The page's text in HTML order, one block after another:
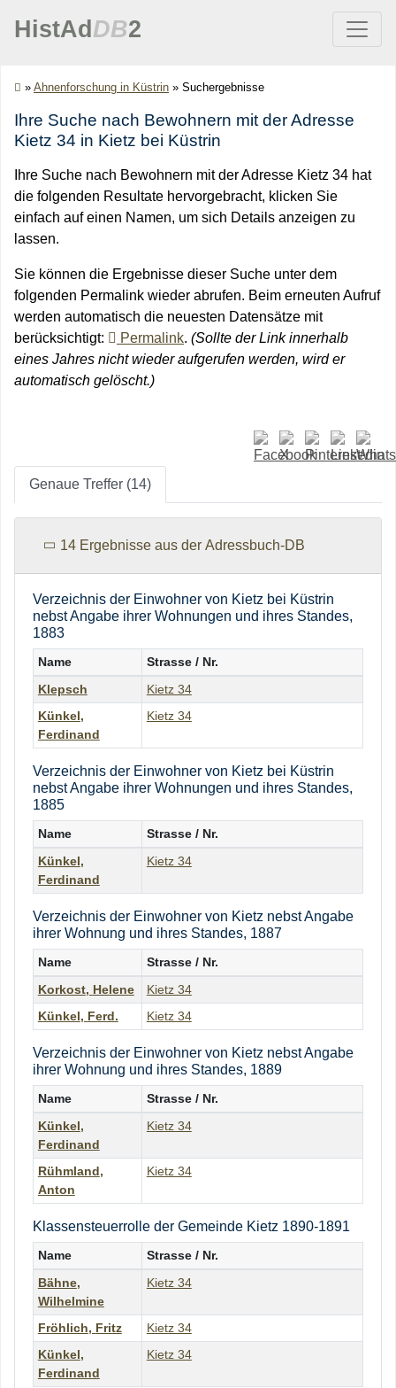
HistAd DB2
» Ahnenforschung in Küstrin » Suchergebnisse
Ihre Suche nach Bewohnern mit der Adresse
Kietz 34 in Kietz bei Küstrin
Ihre Suche nach Bewohnern mit der Adresse Kietz 34 hat
die folgenden Resultate hervorgebracht, klicken Sie
einfach auf einen Namen, um sich Details anzeigen zu
lassen.
Sie können die Ergebnisse dieser Suche unter dem
folgenden Permalink wieder abrufen. Beim erneuten Aufruf
werden automatisch die neuesten Datensätze mit
berücksichtigt:
Permalink. (Sollte der Link innerhalb
eines Jahres nicht wieder aufgerufen werden, wird er
automatisch gelöscht.)
Genaue Treffer (14)
14 Ergebnisse aus der Adressbuch-DB
Verzeichnis der Einwohner von Kietz bei Küstrin
nebst Angabe ihrer Wohnungen und ihres Standes,
1883
Name
Strasse / Nr.
Klepsch
Kietz 34
Künkel,
Ferdinand
Kietz 34
Verzeichnis der Einwohner von Kietz bei Küstrin
nebst Angabe ihrer Wohnungen und ihres Standes,
1885
Name
Strasse / Nr.
Künkel,
Ferdinand
Kietz 34
Verzeichnis der Einwohner von Kietz nebst Angabe
ihrer Wohnung und ihres Standes, 1887
Name
Strasse / Nr.
Korkost, Helene
Kietz 34
Künkel, Ferd. Kietz 34
Verzeichnis der Einwohner von Kietz nebst Angabe
ihrer Wohnung und ihres Standes, 1889
Name
Strasse / Nr.
Künkel,
Ferdinand
Kietz 34
Rühmland,
Anton
Kietz 34
Klassensteuerrolle der Gemeinde Kietz 1890-1891
Name
Strasse / Nr.
Bähne,
Wilhelmine
Kietz 34
Fröhlich, Fritz
Kietz 34
Künkel,
Ferdinand
Kietz 34